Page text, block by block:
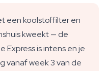
een koolstoffilter en
kweekt — de
is intens en je
vanaf week 3 van de